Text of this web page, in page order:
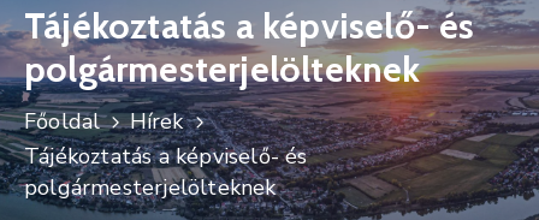
Hivatal
Fadd
Nagyközség
Turisztika
Választási
Tájékoztatás a képviselő- és
polgármesterjelölteknek
Főoldal
Hírek
Tájékoztatás a képviselő- és
polgármesterjelölteknek